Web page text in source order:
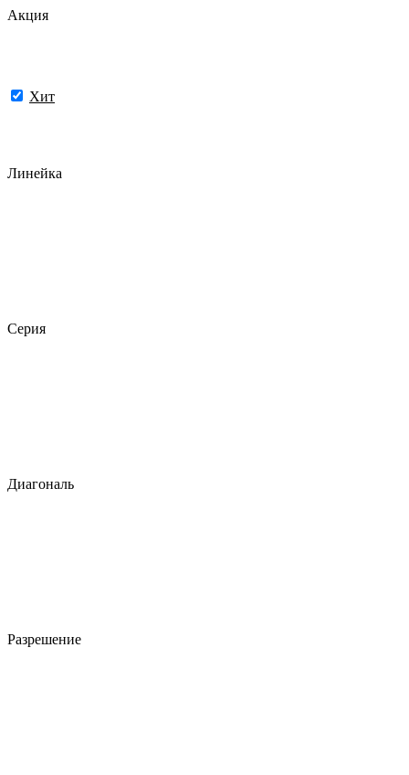
Акция
Хит
Линейка
Серия
Диагональ
Разрешение